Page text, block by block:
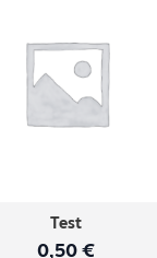
Test
0,50€